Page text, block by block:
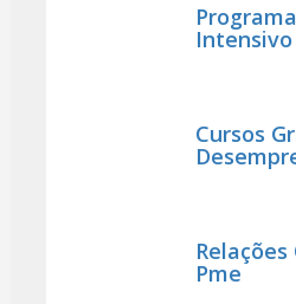
Intensivo
Cursos
Pme